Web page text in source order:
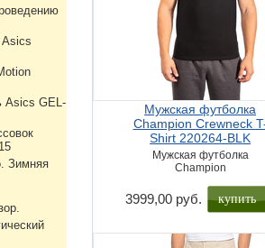
Мужская футболка
Champion Crewneck
Shirt 220264-BLK
Мужская футболка
Champion
3999,00 руб. купить
Asics
Asics GEL-
Зимняя